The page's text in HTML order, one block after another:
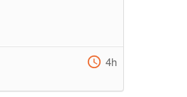
4h